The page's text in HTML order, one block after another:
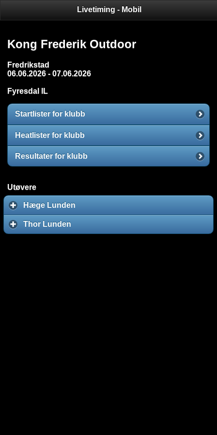
Livetiming - Mobil
Kong Frederik Outdoor
Fredrikstad
06.06.2026 - 07.06.2026
Fyresdal IL
Startlister for klubb
Heatlister for klubb
Resultater for klubb
Utøvere
Hæge Lunden
Thor Lunden
Stevnedetaljer